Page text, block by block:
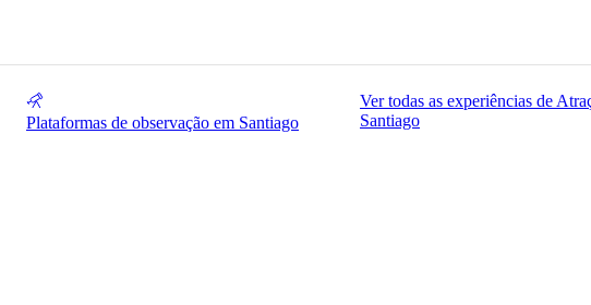
Plataformas de observação em Santiago
Ver todas as experiências de
Santiago